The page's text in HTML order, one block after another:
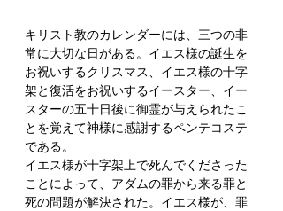
キリスト教のカレンダーには、三つの非
常に大切な日がある。イエス様の誕生を
お祝いするクリスマス、イエス様の十字
架と復活をお祝いするイースター、イー
スターの五十日後に御霊が与えられたこ
とを覚えて神様に感謝するペンテコステ
である。
イエス様が十字架上で死んでくださった
ことによって、アダムの罪から来る罪と
死の問題が解決された。イエス様が、罪